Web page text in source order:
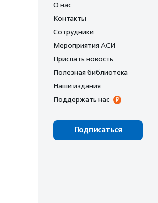
О нас
Контакты
Сотрудники
Мероприятия АСИ
Прислать новость
Полезная библиотека
Наши издания
Поддержать нас
Подписаться